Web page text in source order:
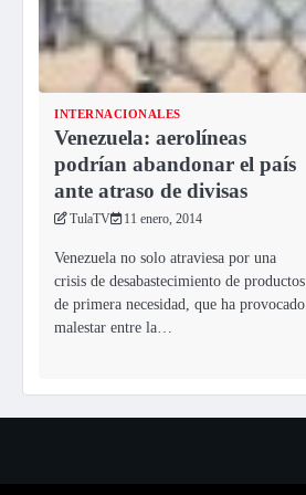
INTERNACIONALES
Venezuela: aerolíneas
podrían abandonar el país
ante atraso de divisas
TulaTV 11 enero, 2014
Venezuela no solo atraviesa por una
crisis de desabastecimiento de productos
de primera necesidad, que ha provocado
malestar entre la…